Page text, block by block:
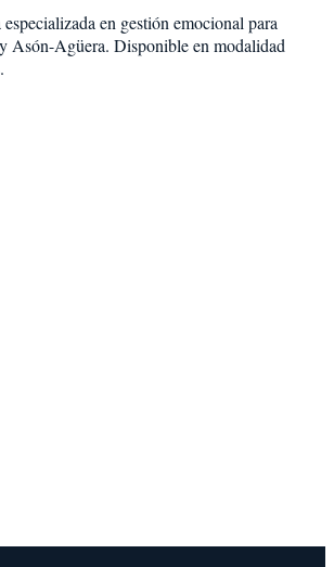
en gestión emocional para
y Asón-Agüera. Disponible en modalidad
.